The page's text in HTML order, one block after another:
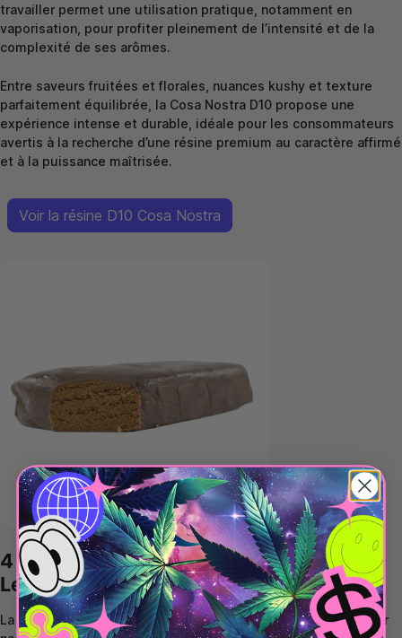
travailler permet une utilisation pratique, notamment en
vaporisation, pour profiter pleinement de l’intensité et de la
complexité de ses arômes.
Entre saveurs fruitées et florales, nuances kushy et texture
parfaitement équilibrée, la Cosa Nostra D10 propose une
expérience intense et durable, idéale pour les consommateurs
avertis à la recherche d’une résine premium au caractère affirmé
et à la puissance maîtrisée.
Voir la résine D10 Cosa Nostra
4 - Fleurs D10 Snow White Hydroponie -
Le CBD Discount
La Snow White D10 Hydroponie incarne l’excellence d’une fleur